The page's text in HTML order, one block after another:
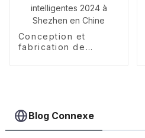
Conception et
fabrication de
Blog Connexe